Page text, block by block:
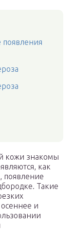
появления
кожи знакомы
как
появление
Такие
и